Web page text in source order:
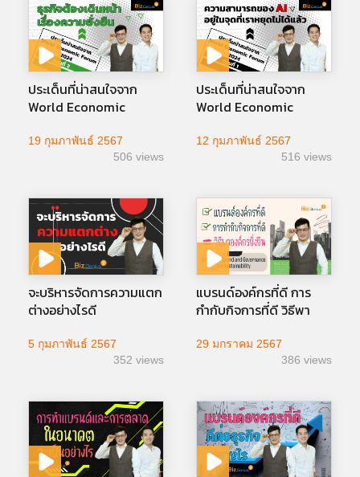
ประเด็นที่น่าสนใจจาก
World Economic
19 กุมภาพันธ์ 2567
506 views
ประเด็นที่น่าสนใจจาก
World Economic
12 กุมภาพันธ์ 2567
516 views
จะบริหารจัดการความแตก
ต่างอย่างไรดี
5 กุมภาพันธ์ 2567
352 views
แบรนด์องค์กรที่ดี การ
กำกับกิจการที่ดี วิธีพา
29 มกราคม 2567
386 views